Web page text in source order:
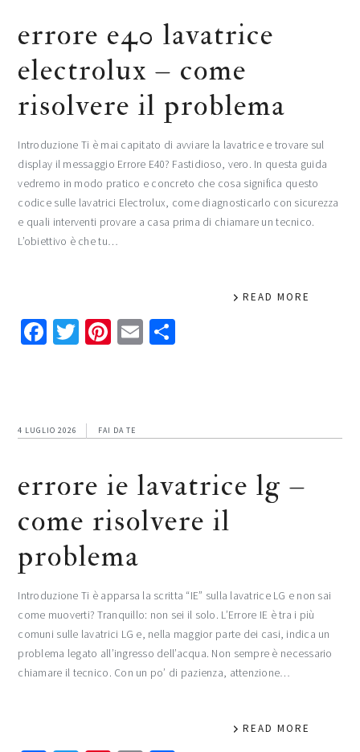
errore e40 lavatrice
electrolux​​​ – come
risolvere il problema
Introduzione Ti è mai capitato di avviare la lavatrice e trovare sul
display il messaggio Errore E40? Fastidioso, vero. In questa guida
vedremo in modo pratico e concreto che cosa significa questo
codice sulle lavatrici Electrolux, come diagnosticarlo con sicurezza
e quali interventi provare a casa prima di chiamare un tecnico.
L’obiettivo è che tu…
READ MORE
Facebook
Twitter
Pinterest
Email
4 LUGLIO 2026 FAI DA TE
errore ie lavatrice lg –
come risolvere il
problema
Introduzione Ti è apparsa la scritta “IE” sulla lavatrice LG e non sai
come muoverti? Tranquillo: non sei il solo. L’Errore IE è tra i più
comuni sulle lavatrici LG e, nella maggior parte dei casi, indica un
problema legato all’ingresso dell’acqua. Non sempre è necessario
chiamare il tecnico. Con un po’ di pazienza, attenzione…
READ MORE